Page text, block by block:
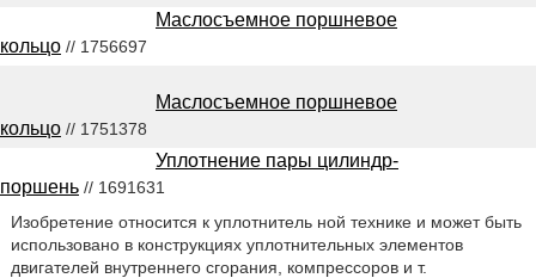
Маслосъемное поршневое
кольцо // 1756697
Маслосъемное поршневое
кольцо // 1751378
Уплотнение пары цилиндр-
поршень // 1691631
Изобретение относится к уплотнитель ной технике и может быть
использовано в конструкциях уплотнительных элементов
двигателей внутреннего сгорания, компрессоров и т.